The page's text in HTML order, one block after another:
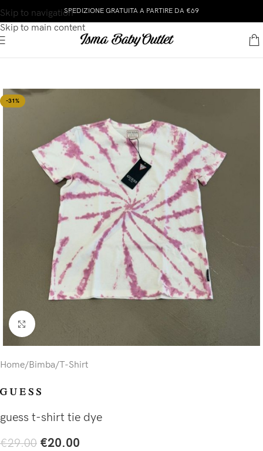
Skip to navigation
Skip to main content
SPEDIZIONE GRATUITA A PARTIRE DA €69
-31%
Click to enlarge
Home/Bimba/T-Shirt
guess t-shirt tie dye
€29.00 €20.00